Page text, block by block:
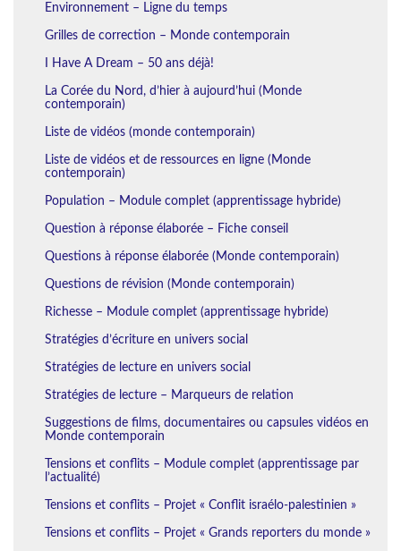
Environnement – Ligne du temps
Grilles de correction – Monde contemporain
I Have A Dream – 50 ans déjà!
La Corée du Nord, d’hier à aujourd’hui (Monde
contemporain)
Liste de vidéos (monde contemporain)
Liste de vidéos et de ressources en ligne (Monde
contemporain)
Population – Module complet (apprentissage hybride)
Question à réponse élaborée – Fiche conseil
Questions à réponse élaborée (Monde contemporain)
Questions de révision (Monde contemporain)
Richesse – Module complet (apprentissage hybride)
Stratégies d’écriture en univers social
Stratégies de lecture en univers social
Stratégies de lecture – Marqueurs de relation
Suggestions de films, documentaires ou capsules vidéos en
Monde contemporain
Tensions et conflits – Module complet (apprentissage par
l’actualité)
Tensions et conflits – Projet « Conflit israélo-palestinien »
Tensions et conflits – Projet « Grands reporters du monde »